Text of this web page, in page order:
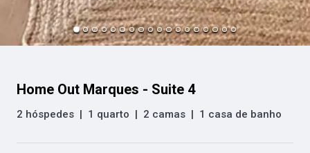
Home Out Marques - Suite 4
2 hóspedes | 1 quarto | 2 camas | 1 casa de banho